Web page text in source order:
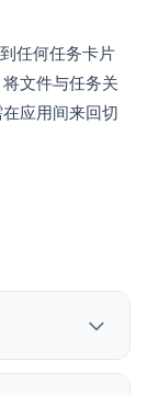
任何任务卡片
文件与任务关
应用间来回切